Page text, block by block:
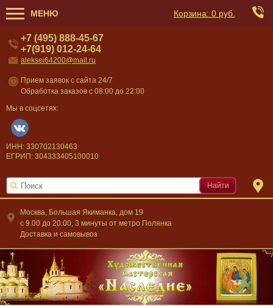
МЕНЮ Корзина: 0 руб.
Москва, Большая Якиманка, дом 19
c 9.00 до 20.00, 3 минуты от метро Полянка
Доставка и самовывоз
+7 (495) 888-45-67
+7(919) 012-24-64
aleksei64200@mail.ru
Прием заявок с сайта 24/7
Обработка заказов с 08:00 до 22:00
Мы в соцсетях:
ИНН: 330702130463
ЕГРИП: 304333405100010
Найти